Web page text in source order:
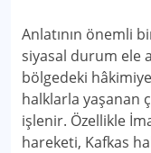
Anlatının önemli
siyasal durum ele
bölgedeki
halklarla yaşanan
işlenir. Özellikle
hareketi, Kafkas